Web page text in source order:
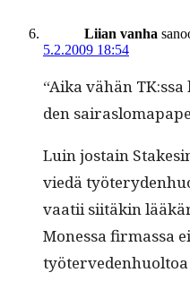
Liian vanha
5.2.2009 18:54
“Aika vähän
den
Luin jostain
viedä
vaatii siitäkin
Mon­es­sa fir­mas­sa